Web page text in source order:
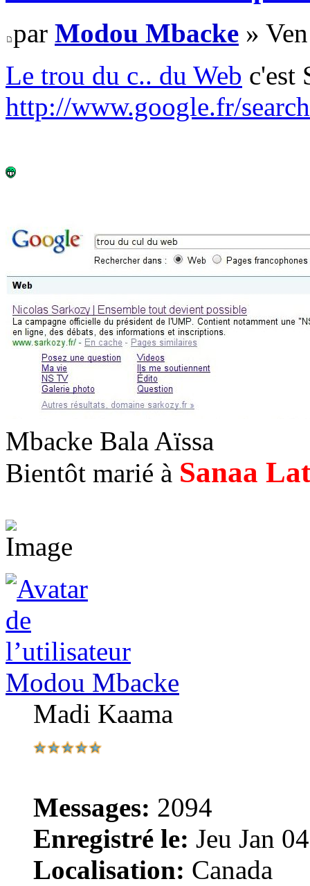
par Modou Mbacke »
Le trou du c.. du Web c'est
http://www.google.fr/
Mbacke Bala Aïssa
Bientôt marié à Sanaa
Modou Mbacke
Madi Kaama
Messages: 2094
Enregistré le: Jeu Jan
Localisation: Canada